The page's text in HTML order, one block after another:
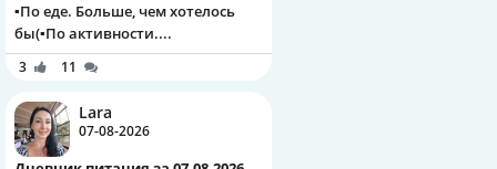
▪️По еде. Больше, чем хотелось
бы(▪️По активности....
3 11
Lara
07-08-2026